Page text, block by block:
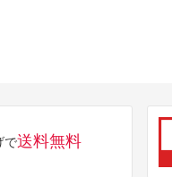
で送料無料